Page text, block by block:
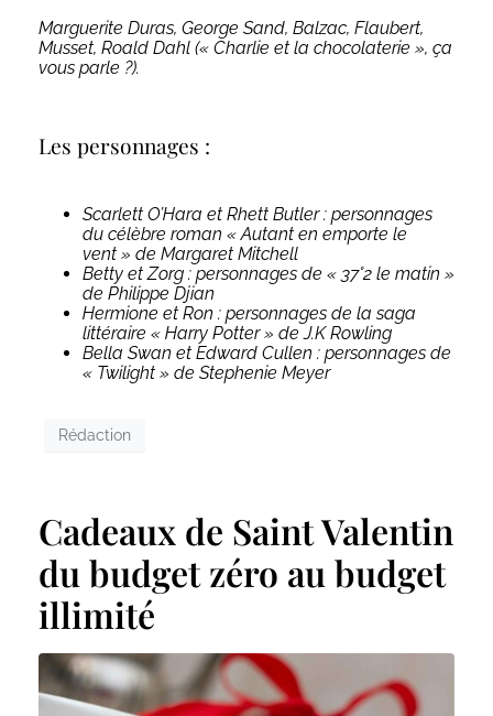
Marguerite Duras, George Sand, Balzac, Flaubert,
Musset, Roald Dahl (« Charlie et la chocolaterie », ça
vous parle ?).
Les personnages :
Scarlett O’Hara et Rhett Butler : personnages
du célèbre roman « Autant en emporte le
vent » de Margaret Mitchell
Betty et Zorg : personnages de « 37°2 le matin »
de Philippe Djian
Hermione et Ron : personnages de la saga
littéraire « Harry Potter » de J.K Rowling
Bella Swan et Edward Cullen : personnages de
« Twilight » de Stephenie Meyer
Rédaction
Cadeaux de Saint Valentin
du budget zéro au budget
illimité